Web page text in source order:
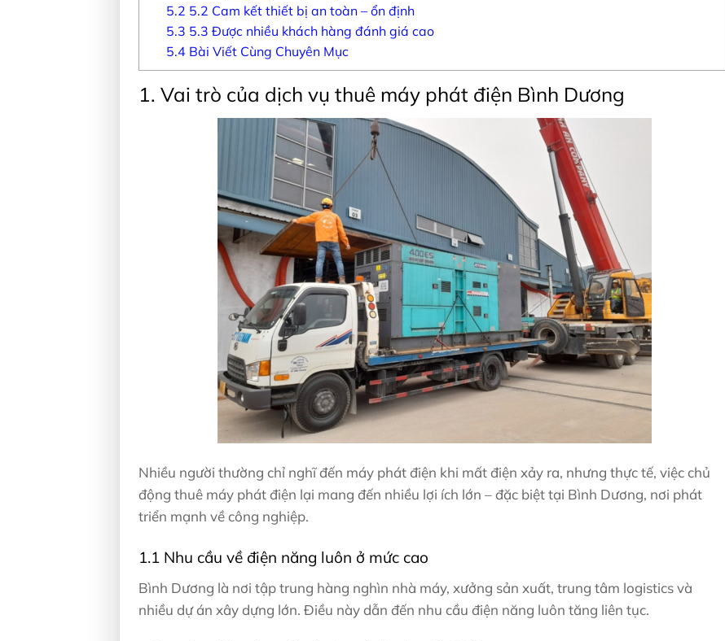
5.2 5.2 Cam kết thiết bị an toàn – ổn định
5.3 5.3 Được nhiều khách hàng đánh giá cao
5.4 Bài Viết Cùng Chuyên Mục
1. Vai trò của dịch vụ thuê máy phát điện Bình Dương
Nhiều người thường chỉ nghĩ đến máy phát điện khi mất điện xảy ra, nhưng thực tế, việc chủ
động thuê máy phát điện lại mang đến nhiều lợi ích lớn – đặc biệt tại Bình Dương, nơi phát
triển mạnh về công nghiệp.
1.1 Nhu cầu về điện năng luôn ở mức cao
Bình Dương là nơi tập trung hàng nghìn nhà máy, xưởng sản xuất, trung tâm logistics và
nhiều dự án xây dựng lớn. Điều này dẫn đến nhu cầu điện năng luôn tăng liên tục.